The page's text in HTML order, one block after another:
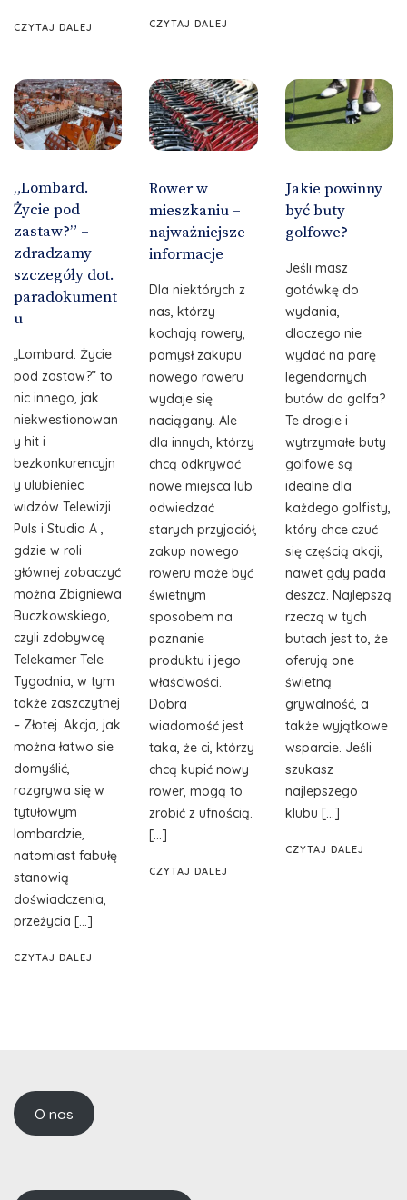
CZYTAJ DALEJ CZYTAJ DALEJ
„Lombard.
Życie pod
zastaw?” –
zdradzamy
szczegóły dot.
paradokument
u
„Lombard. Życie
pod zastaw?” to
nic innego, jak
niekwestionowan
y hit i
bezkonkurencyjn
y ulubieniec
widzów Telewizji
Puls i Studia A ,
gdzie w roli
głównej zobaczyć
można Zbigniewa
Buczkowskiego,
czyli zdobywcę
Telekamer Tele
Tygodnia, w tym
także zaszczytnej
– Złotej. Akcja, jak
można łatwo sie
domyślić,
rozgrywa się w
tytułowym
lombardzie,
natomiast fabułę
stanowią
doświadczenia,
przeżycia […]
CZYTAJ DALEJ
Rower w
mieszkaniu –
najważniejsze
informacje
Dla niektórych z
nas, którzy
kochają rowery,
pomysł zakupu
nowego roweru
wydaje się
naciągany. Ale
dla innych, którzy
chcą odkrywać
nowe miejsca lub
odwiedzać
starych przyjaciół,
zakup nowego
roweru może być
świetnym
sposobem na
poznanie
produktu i jego
właściwości.
Dobra
wiadomość jest
taka, że ci, którzy
chcą kupić nowy
rower, mogą to
zrobić z ufnością.
[…]
CZYTAJ DALEJ
Jakie powinny
być buty
golfowe?
Jeśli masz
gotówkę do
wydania,
dlaczego nie
wydać na parę
legendarnych
butów do golfa?
Te drogie i
wytrzymałe buty
golfowe są
idealne dla
każdego golfisty,
który chce czuć
się częścią akcji,
nawet gdy pada
deszcz. Najlepszą
rzeczą w tych
butach jest to, że
oferują one
świetną
grywalność, a
także wyjątkowe
wsparcie. Jeśli
szukasz
najlepszego
klubu […]
CZYTAJ DALEJ
O nas